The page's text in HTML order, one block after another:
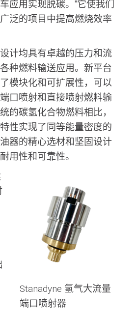
应用实现脱碳。"它使我们
泛的项目中提高燃烧效率
计均具有卓越的压力和流
种燃料输送应用。新平台
模块化和可扩展性，可以
口喷射和直接喷射燃料输
的碳氢化合物燃料相比，
性实现了同等能量密度的
器的精心选材和坚固设计
用性和可靠性。
Stanadyne 氢气大流量
端口喷射器